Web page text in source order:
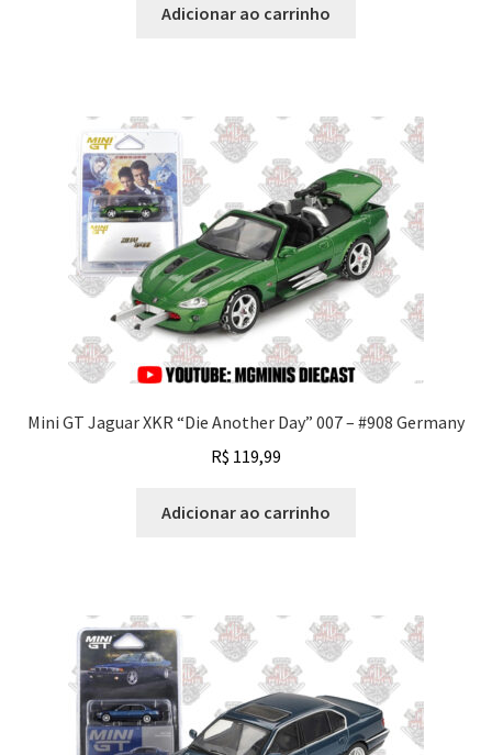
Adicionar ao carrinho
Mini GT Jaguar XKR “Die Another Day” 007 – #908 Germany
R$ 119,99
Adicionar ao carrinho